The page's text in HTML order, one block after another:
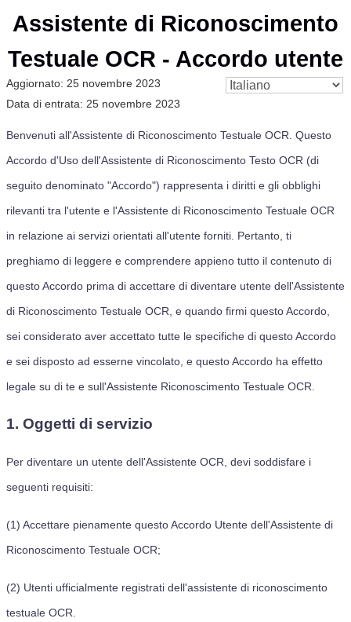
Assistente di Riconoscimento
Testuale OCR - Accordo utente
Aggiornato: 25 novembre 2023
Data di entrata: 25 novembre 2023
Benvenuti all'Assistente di Riconoscimento Testuale OCR. Questo
Accordo d'Uso dell'Assistente di Riconoscimento Testo OCR (di
seguito denominato "Accordo") rappresenta i diritti e gli obblighi
rilevanti tra l'utente e l'Assistente di Riconoscimento Testuale OCR
in relazione ai servizi orientati all'utente forniti. Pertanto, ti
preghiamo di leggere e comprendere appieno tutto il contenuto di
questo Accordo prima di accettare di diventare utente dell'Assistente
di Riconoscimento Testuale OCR, e quando firmi questo Accordo,
sei considerato aver accettato tutte le specifiche di questo Accordo
e sei disposto ad esserne vincolato, e questo Accordo ha effetto
legale su di te e sull'Assistente Riconoscimento Testuale OCR.
1. Oggetti di servizio
Per diventare un utente dell'Assistente OCR, devi soddisfare i
seguenti requisiti:
(1) Accettare pienamente questo Accordo Utente dell'Assistente di
Riconoscimento Testuale OCR;
(2) Utenti ufficialmente registrati dell'assistente di riconoscimento
testuale OCR.